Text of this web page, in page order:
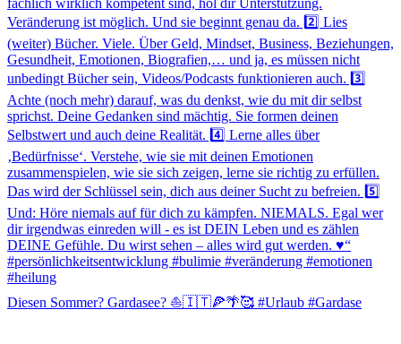
Diesen Sommer? Gardasee? ⛵️🇮🇹🍕🌴🥰 #Urlaub #Gardase